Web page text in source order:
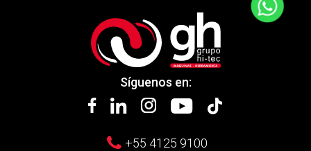
Síguenos en:
+55 4125 9100